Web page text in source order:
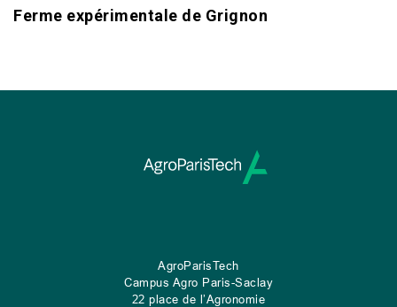
Ferme expérimentale de Grignon
AgroParisTech
Campus Agro Paris-Saclay
22 place de l’Agronomie